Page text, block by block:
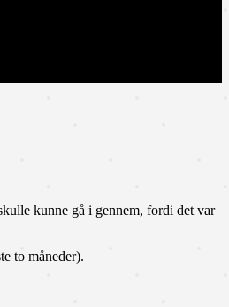
kunne gå i gennem, fordi det var
to måneder).